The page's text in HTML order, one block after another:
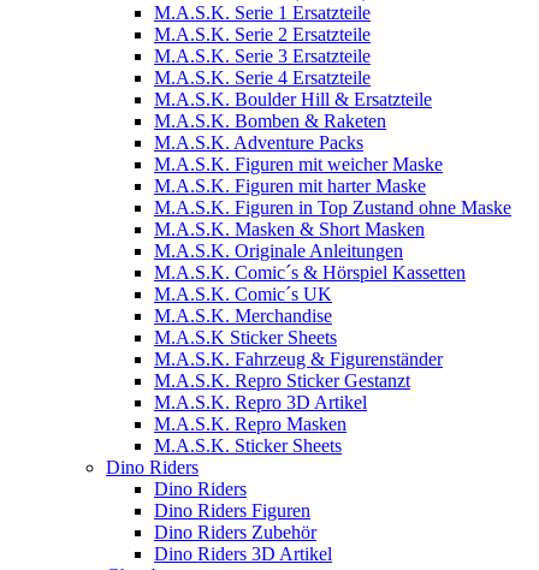
M.A.S.K. Serie 1 Ersatzteile
M.A.S.K. Serie 2 Ersatzteile
M.A.S.K. Serie 3 Ersatzteile
M.A.S.K. Serie 4 Ersatzteile
M.A.S.K. Boulder Hill & Ersatzteile
M.A.S.K. Bomben & Raketen
M.A.S.K. Adventure Packs
M.A.S.K. Figuren mit weicher Maske
M.A.S.K. Figuren mit harter Maske
M.A.S.K. Figuren in Top Zustand ohne Maske
M.A.S.K. Masken & Short Masken
M.A.S.K. Originale Anleitungen
M.A.S.K. Comic´s & Hörspiel Kassetten
M.A.S.K. Comic´s UK
M.A.S.K. Merchandise
M.A.S.K Sticker Sheets
M.A.S.K. Fahrzeug & Figurenständer
M.A.S.K. Repro Sticker Gestanzt
M.A.S.K. Repro 3D Artikel
M.A.S.K. Repro Masken
M.A.S.K. Sticker Sheets
Dino Riders
Dino Riders
Dino Riders Figuren
Dino Riders Zubehör
Dino Riders 3D Artikel